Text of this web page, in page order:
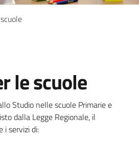
le scuole
Studio nelle scuole Primarie e
dalla Legge Regionale, il
i servizi di: